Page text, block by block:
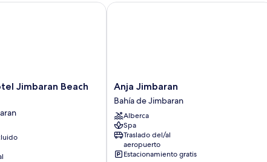
Jimbaran Beach
Anja
Jimbaran
Bahía
de
Jimbaran
Anja Jimbaran
Bahía de Jimbaran
Alberca
Spa
Traslado del/al
aeropuerto
Estacionamiento gratis
Anja Jimbaran